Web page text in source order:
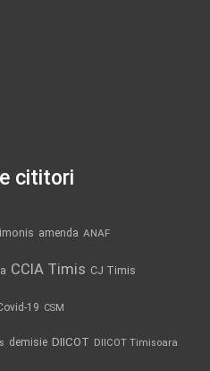
cititori
amenda ANAF
CCIA Timis CJ Timis
19 CSM
demisie DIICOT DIICOT Timisoara